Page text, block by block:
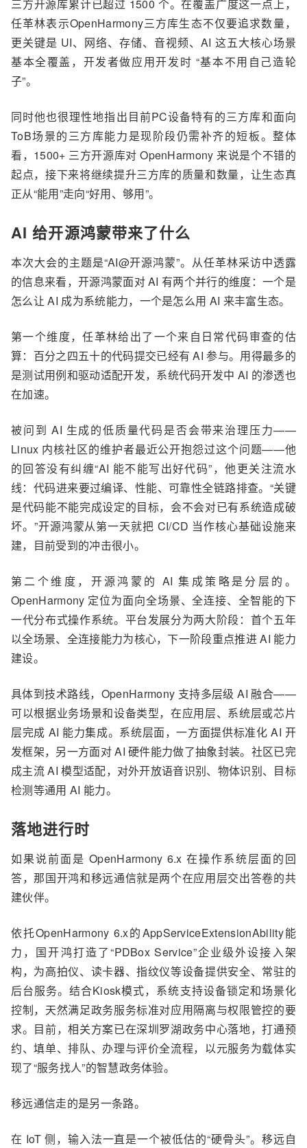
三方开源库累计已超过 1500 个。在覆盖广度这一点上，
任革林表示OpenHarmony三方库生态不仅要追求数量，
更关键是 UI、网络、存储、音视频、AI 这五大核心场景
基本全覆盖，开发者做应用开发时 “基本不用自己造轮
子”。
同时他也很理性地指出目前PC设备特有的三方库和面向
ToB场景的三方库能力是现阶段仍需补齐的短板。整体
看，1500+ 三方开源库对 OpenHarmony 来说是个不错的
起点，接下来将继续提升三方库的质量和数量，让生态真
正从“能用”走向“好用、够用”。
AI给开源鸿蒙带来了什么
本次大会的主题是“AI@开源鸿蒙”。从任革林采访中透露
的信息来看，开源鸿蒙面对 AI 有两个并行的维度：一个是
怎么让 AI 成为系统能力， 一个是怎么用 AI 来丰富生态。
第一个维度，任革林给出了一个来自日常代码审查的估
算： 百分之四五十的代码提交已经有 AI 参与。用得最多的
是测试用例和驱动适配开发，系统代码开发中 AI 的渗透也
在加速。
被问到 AI 生成的低质量代码是否会带来治理压力——
Linux 内核社区的维护者最近公开抱怨过这个问题——他
的回答没有纠缠“AI 能不能写出好代码”，他更关注流水
线： 代码进来要过编译、性能、可靠性全链路排查。 “关键
是代码能不能完成设定的目标，会不会对已有系统造成破
坏。 ”开源鸿蒙从第一天就把 CI/CD 当作核心基础设施来
建，目前受到的冲击很小。
第二个维度，开源鸿蒙的 AI 集成策略是分层的。
OpenHarmony 定位为面向全场景、全连接、全智能的下
一代分布式操作系统。平台发展分为两大阶段：首个五年
以全场景、全连接能力为核心，下一阶段重点推进 AI 能力
建设。
具体到技术路线，OpenHarmony 支持多层级 AI 融合——
可以根据业务场景和设备类型，在应用层、系统层或芯片
层完成 AI 能力集成。系统层面，一方面提供标准化 AI 开
发框架，另一方面对 AI 硬件能力做了抽象封装。社区已完
成主流 AI 模型适配，对外开放语音识别、物体识别、目标
检测等通用 AI 能力。
落地进行时
如果说前面是 OpenHarmony 6.x 在操作系统层面的回
答，那国开鸿和移远通信就是两个在应用层交出答卷的共
建伙伴。
依托OpenHarmony 6.x的AppServiceExtensionAbility能
力 ，国开鸿打造了“PDBox Service”企业级外设接入架
构，为高拍仪、读卡器、指纹仪等设备提供安全、常驻的
后台服务。结合Kiosk模式，系统支持设备锁定和场景化
控制，天然满足政务服务标准对应用隔离与权限管控的要
求。目前，相关方案已在深圳罗湖政务中心落地，打通预
约、填单、排队、办理与评价全流程，以元服务为载体实
现了“服务找人”的智慧政务体验。
移远通信走的是另一条路。
在 IoT 侧，输入法一直是一个被低估的“硬骨头”。移远自